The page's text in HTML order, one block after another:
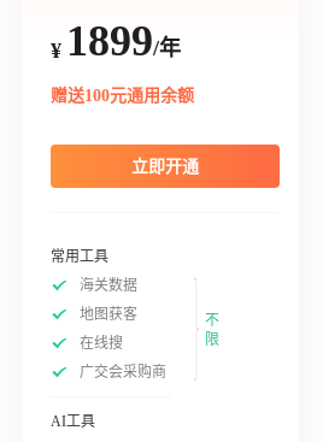
¥ 1899/年
赠送100元通用余额
立即开通
常用工具
海关数据
地图获客
在线搜
广交会采购商
不
限
AI工具